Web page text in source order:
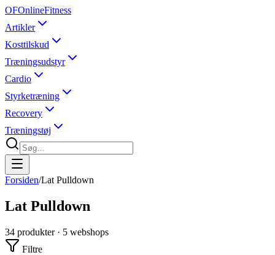
OFOnlineFitness
Artikler
Kosttilskud
Træningsudstyr
Cardio
Styrketræning
Recovery
Træningstøj
Forsiden/Lat Pulldown
Lat Pulldown
34 produkter · 5 webshops
Filtre